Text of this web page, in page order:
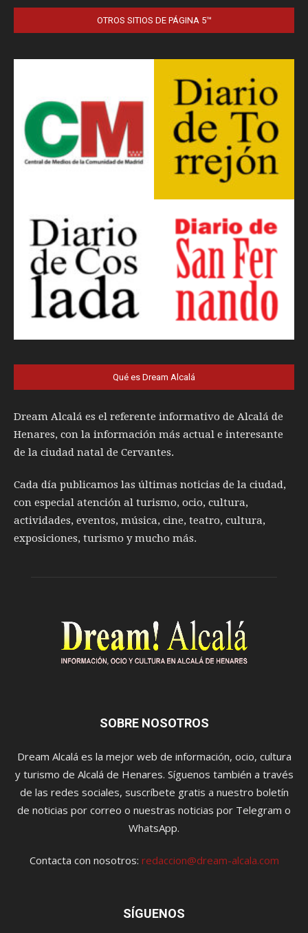
OTROS SITIOS DE PÁGINA 5™
Qué es Dream Alcalá
Dream Alcalá es el referente informativo de Alcalá de
Henares, con la información más actual e interesante
de la ciudad natal de Cervantes.
Cada día publicamos las últimas noticias de la ciudad,
con especial atención al turismo, ocio, cultura,
actividades, eventos, música, cine, teatro, cultura,
exposiciones, turismo y mucho más.
SOBRE NOSOTROS
Dream Alcalá es la mejor web de información, ocio, cultura
y turismo de Alcalá de Henares. Síguenos también a través
de las redes sociales, suscríbete gratis a nuestro boletín
de noticias por correo o nuestras noticias por Telegram o
WhatsApp.
Contacta con nosotros: redaccion@dream-alcala.com
SÍGUENOS